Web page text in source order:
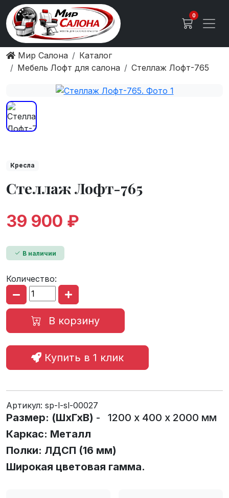
0
Мир Салона
Каталог
Мебель Лофт для салона
Стеллаж Лофт-765
Кресла
Стеллаж Лофт-765
39 900 ₽
В наличии
Количество:
В корзину
Купить в 1 клик
Артикул: sp-l-sl-00027
Размер: (ШхГхВ) - 1200 х 400 х 2000 мм
Каркас: Металл
Полки: ЛДСП (16 мм)
Широкая цветовая гамма.